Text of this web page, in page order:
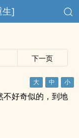
生]
下一页
不好奇似的，到地